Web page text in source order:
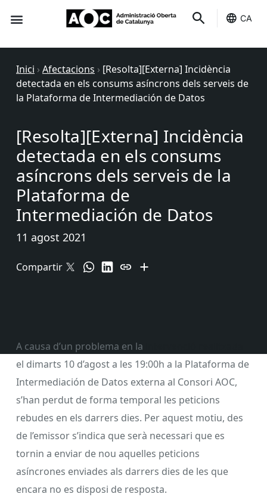
CA
Inici › Afectacions › [Resolta][Externa] Incidència
detectada en els consums asíncrons dels serveis de
la Plataforma de Intermediación de Datos
[Resolta][Externa] Incidència
detectada en els consums
asíncrons dels serveis de la
Plataforma de
Intermediación de Datos
11 agost 2021
Compartir
A causa d’un problema en la
el dimarts 10 d’agost a les 19:00h a la Plataforma de
Intermediación de Datos externa al Consori AOC,
s’han perdut de forma temporal les peticions
rebudes en els darrers dies. Per aquest motiu, des
de l’emissor s’indica que serà necessari que es
tornin a enviar de nou aquelles peticions
asíncrones enviades als darrers dies de les que
encara no es disposi de resposta.